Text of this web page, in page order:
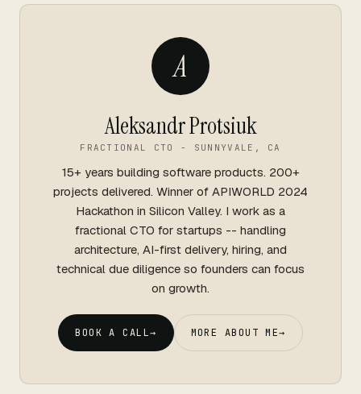
A
Aleksandr Protsiuk
FRACTIONAL CTO - SUNNYVALE, CA
15+ years building software products. 200+
projects delivered. Winner of APIWORLD 2024
Hackathon in Silicon Valley. I work as a
fractional CTO for startups -- handling
architecture, AI-first delivery, hiring, and
technical due diligence so founders can focus
on growth.
BOOK A CALL→ MORE ABOUT ME→